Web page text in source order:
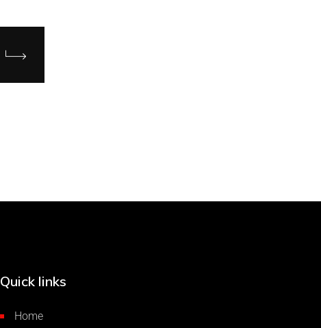
Quick links
Home